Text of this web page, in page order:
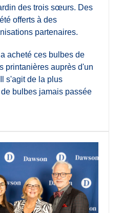
des trois sœurs. Des
offerts à des
partenaires.
acheté ces bulbes de
printanières auprès d'un
s'agit de la plus
bulbes jamais passée